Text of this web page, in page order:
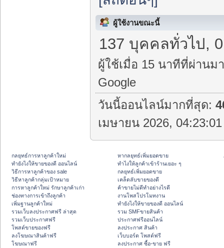
ผู้ใช้งานขณะนี้
137 บุคคลทั่วไป,
ผู้ใช้เมื่อ 15 นาทีที่ผ่านม
Google
วันนี้ออนไลน์มากที่สุด:
เมษายน 2026,
กลยุทธ์การหาลูกค้าใหม่
ทํายังไงให้ขายของดี ออนไลน์
วิธีการหาลูกค้าของ sale
วิธีหาลูกค้ากลุ่มเป้าหมาย
การหาลูกค้าใหม่ รักษาลูกค้าเก่า
ช่องทางการเข้าถึงลูกค้า
เพิ่มฐานลูกค้าใหม่
รวมเว็บลงประกาศฟรี ล่าสุด
รวมเว็บประกาศฟรี
โพสต์ขายของฟรี
ลงโฆษณาสินค้าฟรี
โฆษณาฟรี
หากลยุทธ์เพิ่มยอดขาย
ทําไงให้ลูกค้าเข้าร้านเยอะ ๆ
กลยุทธ์เพิ่มยอดขาย
เคล็ดลับขายของดี
ค้าขายไม่ดีทำอย่างไรดี
งานโพสโปรโมทงาน
ทํายังไงให้ขายของดี ออนไลน์
รวม SMFขายสินค้า
ประกาศฟรีออนไลน์
ลงประกาศ สินค้า
เว็บบอร์ด โพสต์ฟรี
ลงประกาศ ซื้อ-ขาย ฟรี